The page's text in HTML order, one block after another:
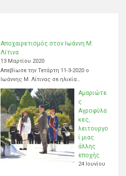
Αποχαιρετισμός στον Ιωάννη Μ.
Λίτινα
13 Μαρτίου 2020
Απεβίωσε την Τετάρτη 11-3-2020 ο
Ιωάννης Μ. Λίτινας σε ηλικία…
Αμαριώτε
ς
Αγροφύλα
κες,
λειτουργο
ί μιας
άλλης
εποχής
24 Ιουνίου